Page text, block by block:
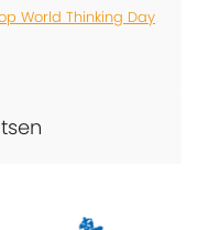
World Thinking Day